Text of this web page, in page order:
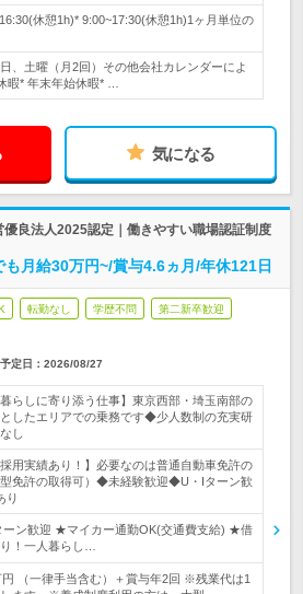
休憩1h)* 9:00~17:30(休憩1h)1ヶ月単位の
、土曜（月2回）その他会社カレンダーによ
暇* 年末年始休暇* …
気になる
良法人2025認定｜働きやすい職場認証制度
も月給30万円~/賞与4.6ヵ月/年休121日
転勤なし 学歴不問 第二新卒歓迎
定日： 2026/08/27
暮らしに寄り添う仕事】東京西部・埼玉南部の
したエリアでの乗務です◆少人数制の充実研
し
採用実績あり！】必要なのは普通自動車免許の
免許の取得可）◆未経験歓迎◆U・Iターン歓
り
ン歓迎 ★マイカー通勤OK(交通費支給) ★借
！一人暮らし…
円 （一律手当含む）＋賞与年2回 ※残業代は1